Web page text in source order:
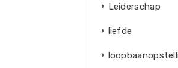
Leiderschap
liefde